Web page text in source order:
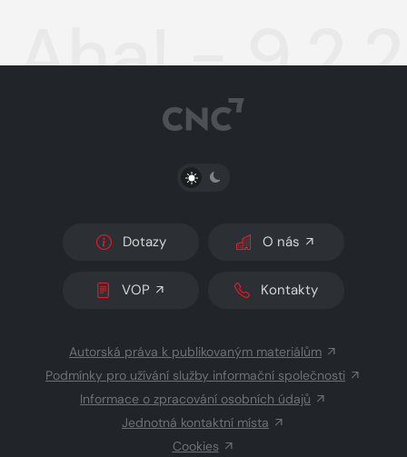
Aha! -
PŘEPNOUT SVĚTLÝ/TMAVÝ REŽIM
Dotazy O nás
VOP Kontakty
Autorská práva k publikovaným materiálům
Podmínky pro užívání služby informační společnosti
Informace o zpracování osobních údajů
Jednotná kontaktní místa
Cookies